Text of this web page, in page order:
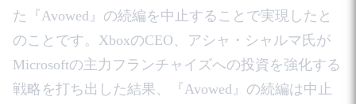
た『Avowed』の続編を中止することで実現したと
のことです。XboxのCEO、アシャ・シャルマ氏が
Microsoftの主力フランチャイズへの投資を強化する
戦略を打ち出した結果、『Avowed』の続編は中止